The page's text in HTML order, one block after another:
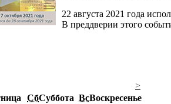
22 августа 2021 года
В преддверии этого
>
СбСуббота ВсВоскресенье